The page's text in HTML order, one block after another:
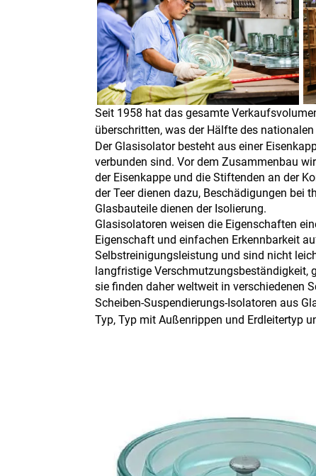
Seit 1958 hat das gesamte
überschritten, was der Hälfte des
Der Glasisolator besteht aus einer
verbunden sind. Vor dem Zusammenbau
der Eisenkappe und die Stiftenden an der
der Teer dienen dazu, Beschädigungen bei
Glasbauteile dienen der Isolierung.
Glasisolatoren weisen die Eigenschaften
Eigenschaft und einfachen Erkennbarkeit
Selbstreinigungsleistung und sind nicht
langfristige Verschmutzungsbeständigkeit,
sie finden daher weltweit in verschiedenen
Scheiben-Suspendierungs-Isolatoren aus
Typ, Typ mit Außenrippen und Erdleitertyp